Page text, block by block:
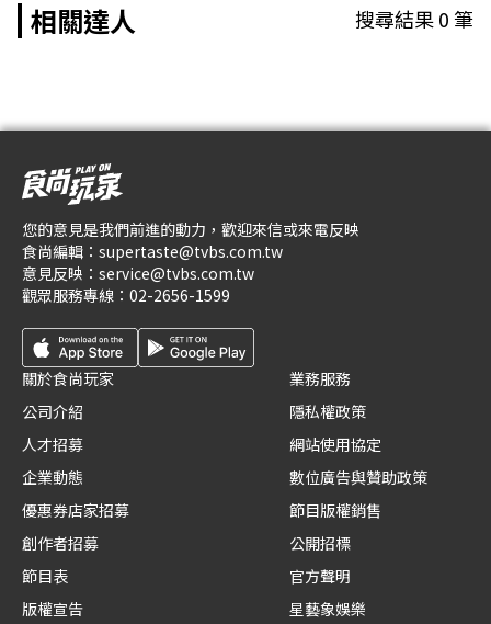
相關達人 搜尋結果0筆
您的意見是我們前進的動力，歡迎來信或來電反映
食尚編輯： supertaste@tvbs.com.tw
意見反映： service@tvbs.com.tw
觀眾服務專線： 02-2656-1599
關於食尚玩家
公司介紹
人才招募
企業動態
優惠券店家招募
創作者招募
節目表
版權宣告
業務服務
隱私權政策
網站使用協定
數位廣告與贊助政策
節目版權銷售
公開招標
官方聲明
星藝象娛樂